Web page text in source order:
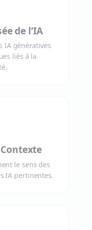
de l’IA
IA génératives
liés à la
le sens des
IA pertinentes.